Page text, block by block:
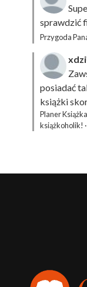
sprawdzić
Przygoda
posiadać
książki
Planer
książkoholik! ·